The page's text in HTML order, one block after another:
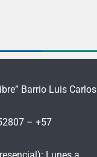
Barrio Luis Carlos
– +57